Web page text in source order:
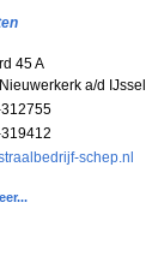
45 A
Nieuwerkerk a/d IJssel
schep.nl